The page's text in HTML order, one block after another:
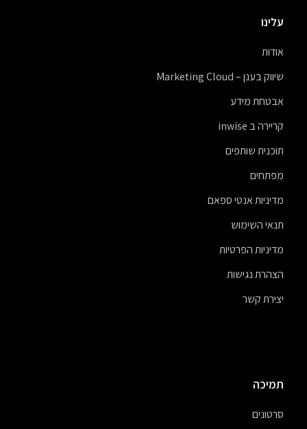
עלינו
אודות
שיווק בענן – Marketing Cloud
אבטחת מידע
קריירה ב inwise
תוכנית שותפים
מפתחים
מדיניות אנטי ספאם
תנאי השימוש
מדיניות הפרטיות
הצהרת נגישות
יצירת קשר
תמיכה
סרטונים